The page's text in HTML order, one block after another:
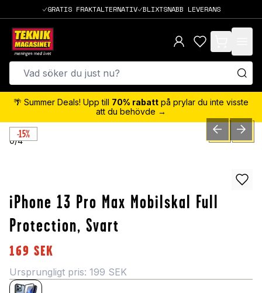
GRATIS FRAKTALTERNATIV BLIXTSNABB LEVERANS
items in cart,
🌴 Summer Deals! Upp till 70% rabatt på prylar du inte visste
att du behövde →
-15%
0/4 PREVIOUSNEXT
iPhone 13 Pro Max Mobilskal Full
Protection, Svart
169 SEK
Ursprungligt pris: 199 SEK